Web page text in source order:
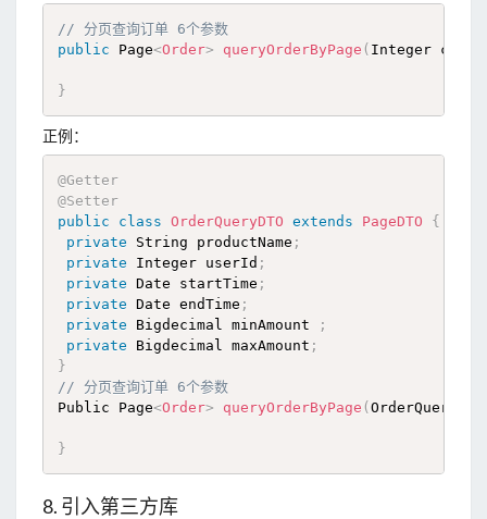
// 分页查询订单 6个参数
public Page<Order> queryOrderByPage ( Integer
}
正例：
@Getter
@Setter
public
class OrderQueryDTO extends PageDTO
{
private String productName ;
private Integer userId ;
private Date startTime ;
private Date endTime ;
private Bigdecimal minAmount
;
private Bigdecimal maxAmount ;
}
// 分页查询订单 6个参数
Public Page<Order> queryOrderByPage (
}
8. 引入第三方库